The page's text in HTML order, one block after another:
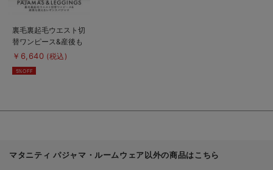
商
品
詳
細
を
見
る
裏毛裏起毛ウエスト切
替ワンピース&産後も
使えるレギンスパジャ
マ マタニティ・授
乳パジャマ【出産後も
￥6,640 (税込)
5%OFF
マタニティ パジャマ・ルームウェア以外の商品はこちら